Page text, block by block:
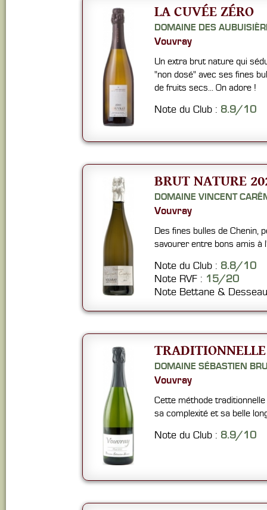
LA CUVÉE ZÉRO
DOMAINE DES
Vouvray
Un extra brut nature qui
"non dosé" avec ses fines
de fruits secs... On adore !
Note du Club : 8.9/10
BRUT NATURE
DOMAINE VINCENT
Vouvray
Des fines bulles de Chenin,
savourer entre bons amis à
Note du Club : 8.8/10
Note RVF : 15/20
Note Bettane &
DOMAINE SÉBASTIEN
Vouvray
Cette méthode
sa complexité et sa belle
Note du Club : 8.9/10